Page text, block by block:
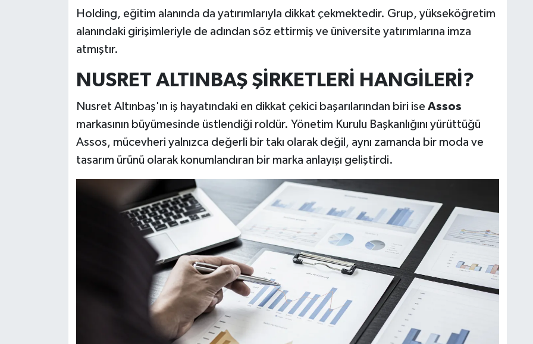
Holding, eğitim alanında da yatırımlarıyla dikkat çekmektedir. Grup, yükseköğretim
alanındaki girişimleriyle de adından söz ettirmiş ve üniversite yatırımlarına imza
atmıştır.
NUSRET ALTINBAŞ ŞİRKETLERİ HANGİLERİ?
Nusret Altınbaş'ın iş hayatındaki en dikkat çekici başarılarından biri ise Assos
markasının büyümesinde üstlendiği roldür. Yönetim Kurulu Başkanlığını yürüttüğü
Assos, mücevheri yalnızca değerli bir takı olarak değil, aynı zamanda bir moda ve
tasarım ürünü olarak konumlandıran bir marka anlayışı geliştirdi.